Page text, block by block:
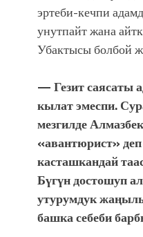
эртеби-кечпи
унутпайт жана
Убактысы болбой
— Гезит саясаты
кылат эмеспи.
мезгилде
«авантюрист»
касташкандай
Бүгүн достошуп
утурумдук жаң
башка себеби